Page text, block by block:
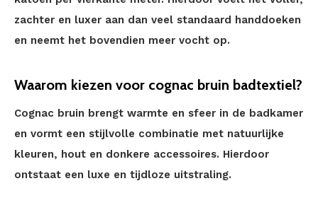
zachter en luxer aan dan veel standaard handdoeken
en neemt het bovendien meer vocht op.
Waarom kiezen voor cognac bruin badtextiel?
Cognac bruin brengt warmte en sfeer in de badkamer
en vormt een stijlvolle combinatie met natuurlijke
kleuren, hout en donkere accessoires. Hierdoor
ontstaat een luxe en tijdloze uitstraling.